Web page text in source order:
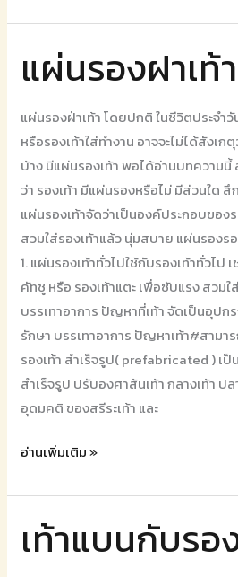
แผ่นรองฝาเท้า
แผ่นรองฝ่าเท้า โดยปกติ ในชีวิตประจำวั
หรือรองเท้าใส่ทำงาน อาจจะไม่ได้สังเก
บ้าง มีแผ่นรองเท้า พอได้อ่านบทความนี้
ว่า รองเท้า มีแผ่นรองหรือไม่ มีส่วนใด
แผ่นรองเท้าจัดว่าเป็นองค์ประกอบของ
สวมใส่รองเท้าแล้ว นุ่มสบาย แผ่นรองร
1. แผ่นรองเท้าทั่วไปใช้กับรองเท้าทั่วไป
คัทชู หรือ รองเท้าแตะ เพื่อซับแรง สวม
บรรเทาอาการ ปัญหาที่เท้า จัดเป็นอุป
รักษา บรรเทาอาการ ปัญหาเท้า#สามา
รองเท้า สำเร็จรูป( prefabricated ) เ
สำเร็จรูป ปรับองศาส้นเท้า กลางเท้า ป
อุดมคติ ของสรีระเท้า และ
รอง
เท้า
อ่านเพิ่มเติม »
เท้าแบนกับรอ
เท้า
แบน